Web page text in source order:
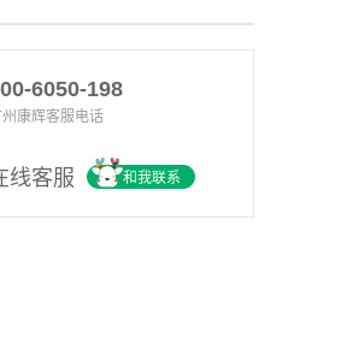
6050-198
州康辉客服电话
线客服 和我联系